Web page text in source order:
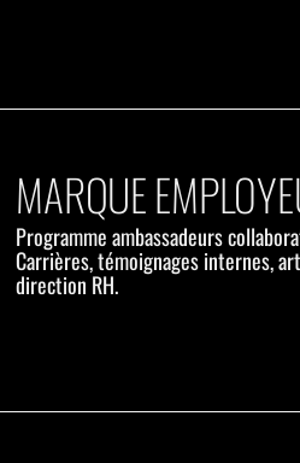
MARQUE
Programme ambassadeurs
Carrières, témoignages internes,
direction RH.